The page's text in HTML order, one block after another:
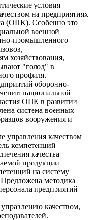
условия
на предприятиях
(ОПК). Особенно это
военной
промышленного
хозяйствования,
"голод" в
профиля.
оборонно-
национальной
ОПК в развитии
система военных
вооружения и
управления качеством
компетенций
качества
продукции.
на систему
методика
предприятий
качеством,